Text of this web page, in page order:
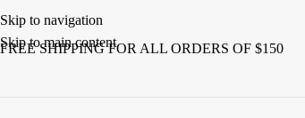
Skip to navigation
Skip to main content
FREE SHIPPING FOR ALL ORDERS OF $150